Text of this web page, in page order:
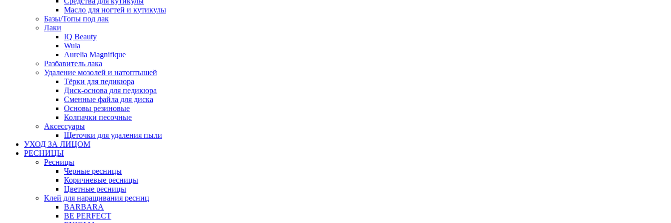
Масло для ногтей и кутикулы
Базы/Топы под лак
Лаки
IQ Beauty
Wula
Aurelia Magnifique
Разбавитель лака
Удаление мозолей и натоптышей
Тёрки для педикюра
Диск-основа для педикюра
Сменные файла для диска
Основы резиновые
Колпачки песочные
Аксессуары
Щеточки для удаления пыли
УХОД ЗА ЛИЦОМ
РЕСНИЦЫ
Ресницы
Черные ресницы
Коричневые ресницы
Цветные ресницы
Клей для наращивания ресниц
BARBARA
BE PERFECT